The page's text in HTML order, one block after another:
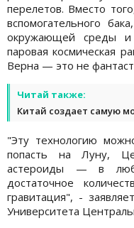
перелетов. Вместо
вспомогательного
окружающей среды
паровая космическая
Верна — это не
Читай также:
Китай создает самую
"Эту технологию
попасть на Луну,
астероиды — в
достаточное
гравитация", -
Университета